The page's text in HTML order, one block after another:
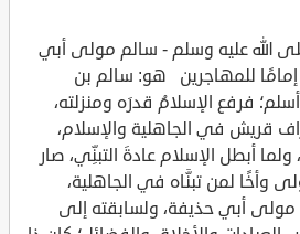
الله عليه وسلم - سالم مولى أبي
للمهاجرين هو: سالم بن
فرفع الإسلامُ قدرَه ومنزلته،
قريش في الجاهلية والإسلام،
أبطل الإسلام عادةَ التبنِّي، صار
وأخًا لمن تبنَّاه في الجاهلية،
مولى أبي حذيفة، ولسابقته إلى